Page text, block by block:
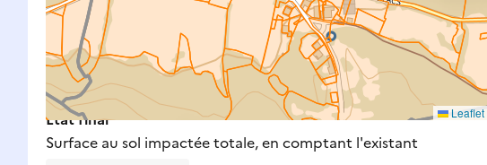
Leaflet
Nouveaux impacts
Surface au sol nouvellement impactée par le projet
m²
État final
Surface au sol impactée totale, en comptant l'existant